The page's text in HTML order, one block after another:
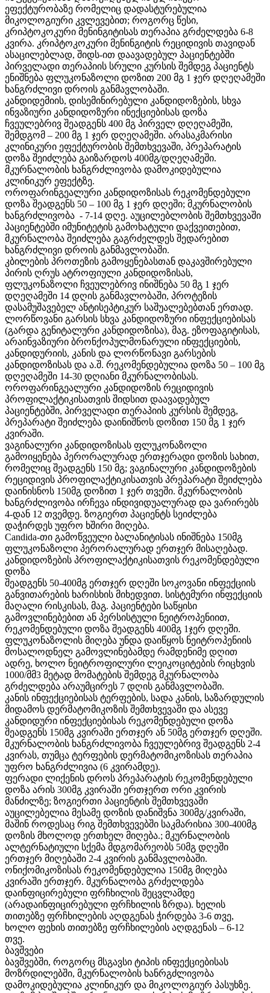
ეფექტურობაზე რომელიც დადასტურებულია
მიკოლოგიური კვლევებით; როგორც წესი,
კრიპტოკოკური მენინგიტისას თერაპია გრძელდება 6-8
კვირა. კრიპტოკოკური მენინგიტის რეციდივის თავიდან
ასაცილებლად, შიდს-ით დაავადებულ პაციენტებში
პირველადი თერაპიის სრული კურსის შემდეგ პაციენტს
ენიშნება ფლუკონაზოლი დოზით 200 მგ 1 ჯერ დღეღამეში
ხანგრძლივი დროის განმავლობაში.
კანდიდემიის, დისემინირებული კანდიდოზების, სხვა
ინვაზიური კანდიდოზური ინექციებისას დოზა
ჩვეულებრივ შეადგენს 400 მგ პირველ დღეღამეში,
შემდგომ – 200 მგ 1 ჯერ დღეღამეში. არასაკმარისი
კლინიკური ეფექტურობის შემთხვევაში, პრეპარატის
დოზა შეიძლება გაიზარდოს 400მგ/დღეღამეში.
მკურნალობის ხანგრძლივობა დამოკიდებულია
კლინიკურ ეფექტზე.
ოროფარინგეალური კანდიდოზისას რეკომენდებული
დოზა შეადგენს 50 – 100 მგ 1 ჯერ დღეში; მკურნალობის
ხანგრძლივობა - 7-14 დღე. აუცილებლობის შემთხვევაში
პაციენტებში იმუნიტეტის გამოხატული დაქვეითებით,
მკურნალობა შეიძლება გაგრძელდეს შედარებით
ხანგრძლივი დროის განმავლობაში.
კბილების პროთეზის გამოყენებასთან დაკავშირებული
პირის ღრუს ატროფიული კანდიდოზისას,
ფლუკონაზოლი ჩვეულებრივ ინიშნება 50 მგ 1 ჯერ
დღეღამეში 14 დღის განმავლობაში, პროტეზის
დასამუშავებელ ანტისეპტიკურ საშუალებებთან ერთად.
ლორწოვანი გარსის სხვა კანდიდოზური ინფექციებისას
(გარდა გენიტალური კანდიდოზისა), მაგ. ეზოფაგიტისას,
არაინვაზიური ბრონქოპულმონარული ინფექციების,
კანდიდურიის, კანის და ლორწონავი გარსების
კანდიდოზისას და ა.შ. რეკომენდებულია დოზა 50 – 100 მგ
დღეღამეში 14-30 დღიანი მკურნალობისას.
ოროფარინგეალური კანდიდოზის რეციდივის
პროფილაქტიკისათვის შიდსით დაავადებულ
პაციენტებში, პირველადი თერაპიის კურსის შემდეგ,
პრეპარატი შეიძლება დაინიშნოს დოზით 150 მგ 1 ჯერ
კვირაში.
ვაგინალური კანდიდოზისას ფლუკონაზოლი
გამოიყენება პერორალურად ერთჯერადი დოზის სახით,
რომელიც შეადგენს 150 მგ; ვაგინალური კანდიდოზების
რეციდივის პროფილაქტიკისათვის პრეპარატი შეიძლება
დაინისნოს 150მგ დოზით 1 ჯერ თვეში. მკურნალობის
ხანგრძლივობა ირჩევა ინდივიდუალურად და ვარირებს
4-დან 12 თვემდე. ზოგიერთ პაციენტს სეიძლება
დაჭირდეს უფრო ხშირი მიღება.
Candida-თი გამოწვეული ბალანიტისას ინიშნება 150მგ
ფლუკონაზოლი პერორალურად ერთჯერ მისაღებად.
კანდიდოზების პროფილაქტიკისათვის რეკომენდებული
დოზა
შეადგენს 50-400მგ ერთჯერ დღეში სოკოვანი ინფექციის
განვითარების ხარისხის მიხედვით. სისტემური ინფექციის
მაღალი რისკისას, მაგ. პაციენტები საწყისი
გამოვლინებებით ან პერსისტული ნეიტროპენიით,
რეკომენდებული დოზა შეადგენს 400მგ 1ჯერ დღეში.
ფლუკონაზოლის მიღება უნდა დაიწყოს ნეიტროპენიის
მოსალოდნელ გამოვლინებამდე რამდენიმე დღით
ადრე, ხოლო ნეიტროფილური ლეიკოციტების რიცხვის
1000/მმ3 მეტად მომატების შემდეგ მკურნალობა
გრძელდება არაუმცირეს 7 დღის განმავლობაში.
კანის ინფექციებისას ტერფების, სადა კანის, საზარდულის
მიდამოს დერმატომიკოზის შემთხვევაში და ასევე
კანდიდური ინფექციებისას რეკომენდებული დოზა
შეადგენს 150მგ კვირაში ერთჯერ ან 50მგ ერთჯერ დღეში.
მკურნალობის ხანგრძლივობა ჩვეულებრივ შეადგენს 2-4
კვირას, თუმცა ტერფების დერმატომიკოზისას თერაპია
უფრო ხანგრძლივია (6 კვირამდე).
ფერადი ლიქენის დროს პრეპარატის რეკომენდებული
დოზა არის 300მგ კვირაში ერთჯერთ ორი კვირის
მანძილზე; ზოგიერთი პაციენტის შემთხვევაში
აუცილებელია მესამე დოზის დანიშვნა 300მგ/კვირაში,
მაშინ როდესაც რიგ შემთხვევებში საკმარისია 300-400მგ
დოზის მხოლოდ ერთხელ მიღება.; მკურნალობის
ალტერნატიული სქემა მდგომარეობს 50მგ დღეში
ერთჯერ მიღებაში 2-4 კვირის განმავლობაში.
ონიქომიკოზისას რეკომენდებულია 150მგ მიღება
კვირაში ერთჯერ. მკურნალობა გრძელდება
დაინფიცირებული ფრჩხილის შეცვლამდე
(არადაინფიცირებული ფრჩხილის ზრდა). ხელის
თითებზე ფრჩხილების აღდგენას ჭირდება 3-6 თვე,
ხოლო ფეხის თითებზე ფრჩხილების აღდგენას – 6-12
თვე.
ბავშვები
ბავშვებში, როგორც მსგავსი ტიპის ინფექციებისას
მოზრდილებში, მკურნალობის ხანრგძლივობა
დამოკიდებულია კლინიკურ და მიკოლოგიურ პასუხზე.